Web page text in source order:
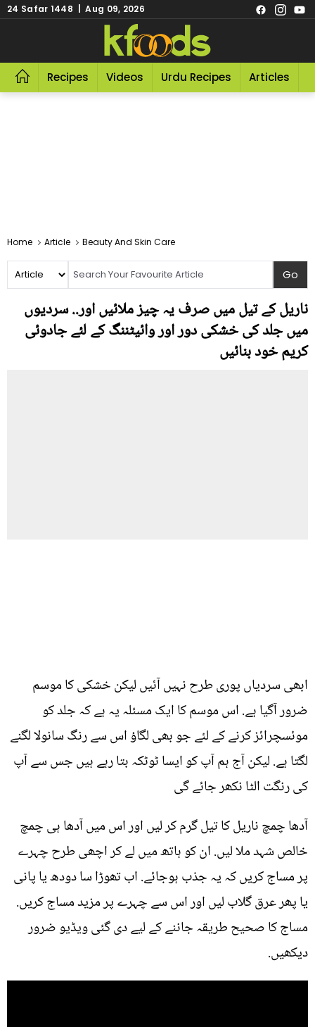
24 Safar 1448 | Aug 09, 2026
Recipes Videos Urdu Recipes Articles
Home Article Beauty And Skin Care
ناریل کے تیل میں صرف یہ چیز ملائیں اور.. سردیوں
میں جلد کی خشکی دور اور وائیٹننگ کے لئے جادوئی
کریم خود بنائیں
ابھی سردیاں پوری طرح نہیں آئیں لیکن خشکی کا موسم
ضرور آگیا ہے. اس موسم کا ایک مسئلہ یہ ہے کہ جلد کو
موئسچرائز کرنے کے لئے جو بھی لگاؤ اس سے رنگ سانولا لگنے
لگتا ہے. لیکن آج ہم آپ کو ایسا ٹوٹکہ بتا رہے ہیں جس سے آپ
کی رنگت الٹا نکھر جائے گی
آدھا چمچ ناریل کا تیل گرم کر لیں اور اس میں آدھا ہی چمچ
خالص شہد ملا لیں. ان کو ہاتھ میں لے کر اچھی طرح چہرے
پر مساج کریں کہ یہ جذب ہوجائے. اب تھوڑا سا دودھ یا پانی
یا پھر عرق گلاب لیں اور اس سے چہرے پر مزید مساج کریں.
مساج کا صحیح طریقہ جاننے کے لیے دی گئی ویڈیو ضرور
دیکھیں.